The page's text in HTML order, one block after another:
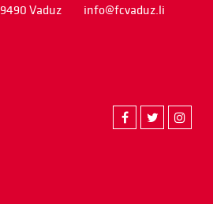
9490 Vaduz
info@fcvaduz.li